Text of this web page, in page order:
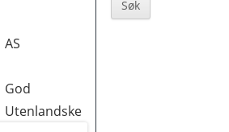
BØKER OG MAGASINER
DVD OG BLUE-RAY
AS
God
Utenlandske
Sidebar